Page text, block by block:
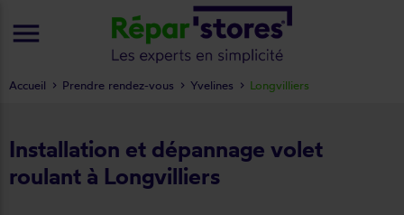
Installation et dépannage volet
roulant à Longvilliers
Accueil Prendre rendez-vous Yvelines Longvilliers
menu